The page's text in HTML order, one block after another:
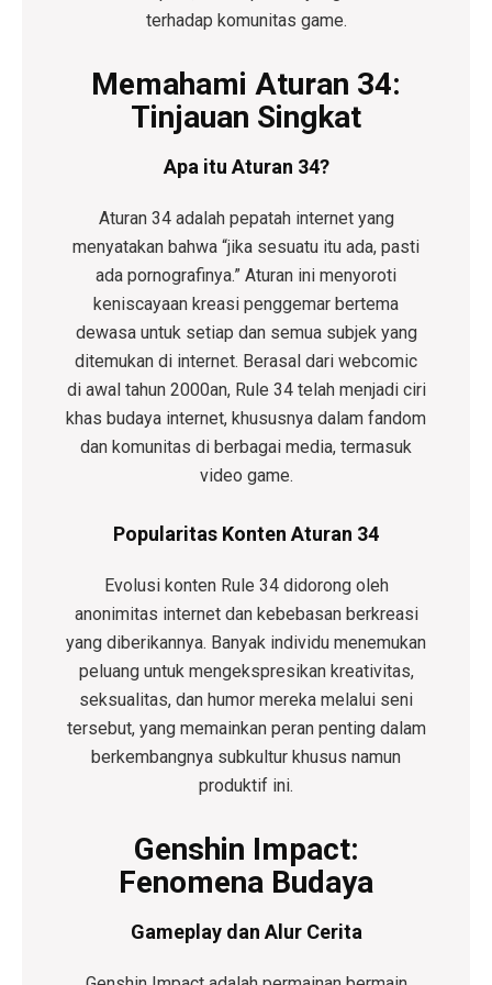
terhadap komunitas game.
Memahami Aturan 34:
Tinjauan Singkat
Apa itu Aturan 34?
Aturan 34 adalah pepatah internet yang
menyatakan bahwa “jika sesuatu itu ada, pasti
ada pornografinya.” Aturan ini menyoroti
keniscayaan kreasi penggemar bertema
dewasa untuk setiap dan semua subjek yang
ditemukan di internet. Berasal dari webcomic
di awal tahun 2000an, Rule 34 telah menjadi ciri
khas budaya internet, khususnya dalam fandom
dan komunitas di berbagai media, termasuk
video game.
Popularitas Konten Aturan 34
Evolusi konten Rule 34 didorong oleh
anonimitas internet dan kebebasan berkreasi
yang diberikannya. Banyak individu menemukan
peluang untuk mengekspresikan kreativitas,
seksualitas, dan humor mereka melalui seni
tersebut, yang memainkan peran penting dalam
berkembangnya subkultur khusus namun
produktif ini.
Genshin Impact:
Fenomena Budaya
Gameplay dan Alur Cerita